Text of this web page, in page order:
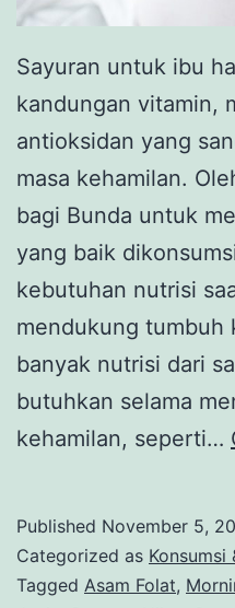
Sayuran untuk ibu
kandungan vitamin,
antioksidan yang
masa kehamilan.
bagi Bunda untuk
yang baik
kebutuhan nutrisi
mendukung tumbuh
banyak nutrisi dari
butuhkan selama
kehamilan, seperti…
Published November 5,
Categorized as Konsumsi
Tagged Asam Folat,